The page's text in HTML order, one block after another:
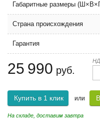
Габаритные размеры
Страна происхождения
Гарантия
25 990 руб.
Купить в 1 клик или
На складе, доставим завтра